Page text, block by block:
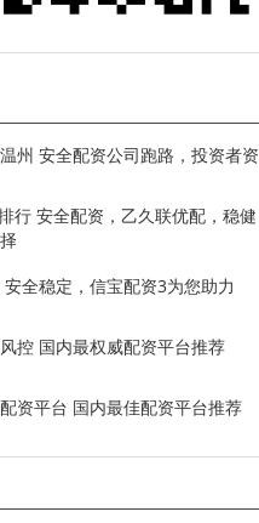
州 安全配资公司跑路，投资者资
行 安全配资，乙久联优配，稳健
配资排行 安全稳定，信宝配资3为您助力
控 国内最权威配资平台推荐
资平台 国内最佳配资平台推荐